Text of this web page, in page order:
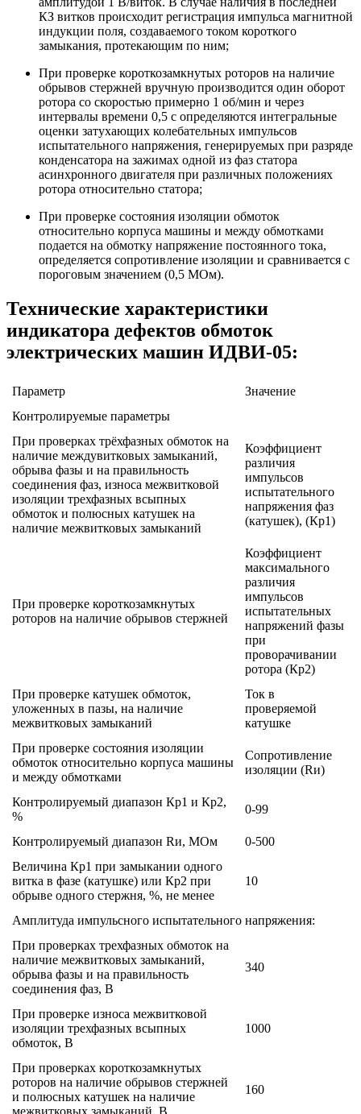
КЗ витков происходит регистрация импульса магнитной
индукции поля, создаваемого током короткого
замыкания, протекающим по ним;
При проверке короткозамкнутых роторов на наличие
обрывов стержней вручную производится один оборот
ротора со скоростью примерно 1 об/мин и через
интервалы времени 0,5 с определяются интегральные
оценки затухающих колебательных импульсов
испытательного напряжения, генерируемых при разряде
конденсатора на зажимах одной из фаз статора
асинхронного двигателя при различных положениях
ротора относительно статора;
При проверке состояния изоляции обмоток
относительно корпуса машины и между обмотками
подается на обмотку напряжение постоянного тока,
определяется сопротивление изоляции и сравнивается с
пороговым значением (0,5 МОм).
Технические характеристики
индикатора дефектов обмоток
электрических машин ИДВИ-05:
Параметр
Значение
Контролируемые параметры
При проверках трёхфазных обмоток на
наличие междувитковых замыканий,
обрыва фазы и на правильность
соединения фаз, износа межвитковой
изоляции трехфазных всыпных
обмоток и полюсных катушек на
наличие межвитковых замыканий
Коэффициент
различия
импульсов
испытательного
напряжения фаз
(катушек), (Кр1)
При проверке короткозамкнутых
роторов на наличие обрывов стержней
Коэффициент
максимального
различия
импульсов
испытательных
напряжений фазы
при
проворачивании
ротора (Кр2)
При проверке катушек обмоток,
уложенных в пазы, на наличие
межвитковых замыканий
Ток в
проверяемой
катушке
При проверке состояния изоляции
обмоток относительно корпуса машины
и между обмотками
Сопротивление
изоляции (Rи)
Контролируемый диапазон Кр1 и Кр2,
%
0-99
Контролируемый диапазон Rи, МОм
0-500
Величина Кр1 при замыкании одного
витка в фазе (катушке) или Кр2 при
обрыве одного стержня, %, не менее
10
Амплитуда импульсного испытательного напряжения:
При проверках трехфазных обмоток на
наличие межвитковых замыканий,
обрыва фазы и на правильность
соединения фаз, В
340
При проверке износа межвитковой
изоляции трехфазных всыпных
обмоток, В
1000
При проверках короткозамкнутых
роторов на наличие обрывов стержней
и полюсных катушек на наличие
160